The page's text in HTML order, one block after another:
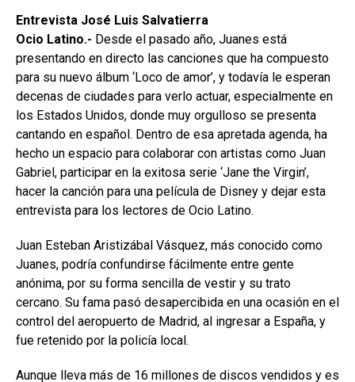
Entrevista José Luis Salvatierra
Ocio Latino.- Desde el pasado año, Juanes está
presentando en directo las canciones que ha compuesto
para su nuevo álbum ‘Loco de amor’, y todavía le esperan
decenas de ciudades para verlo actuar, especialmente en
los Estados Unidos, donde muy orgulloso se presenta
cantando en español. Dentro de esa apretada agenda, ha
hecho un espacio para colaborar con artistas como Juan
Gabriel, participar en la exitosa serie ‘Jane the Virgin’,
hacer la canción para una película de Disney y dejar esta
entrevista para los lectores de Ocio Latino.
Juan Esteban Aristizábal Vásquez, más conocido como
Juanes, podría confundirse fácilmente entre gente
anónima, por su forma sencilla de vestir y su trato
cercano. Su fama pasó desapercibida en una ocasión en el
control del aeropuerto de Madrid, al ingresar a España, y
fue retenido por la policía local.
Aunque lleva más de 16 millones de discos vendidos y es